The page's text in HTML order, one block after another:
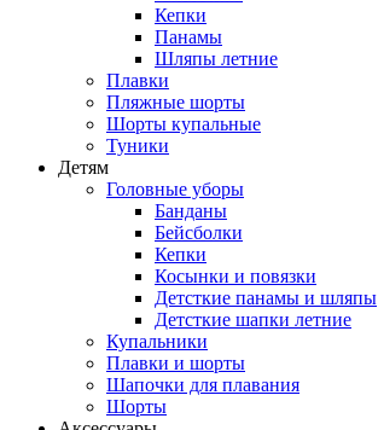
Кепки
Панамы
Шляпы летние
Плавки
Пляжные шорты
Шорты купальные
Туники
Детям
Головные уборы
Банданы
Бейсболки
Кепки
Косынки и повязки
Детсткие панамы и шляпы
Детсткие шапки летние
Купальники
Плавки и шорты
Шапочки для плавания
Шорты